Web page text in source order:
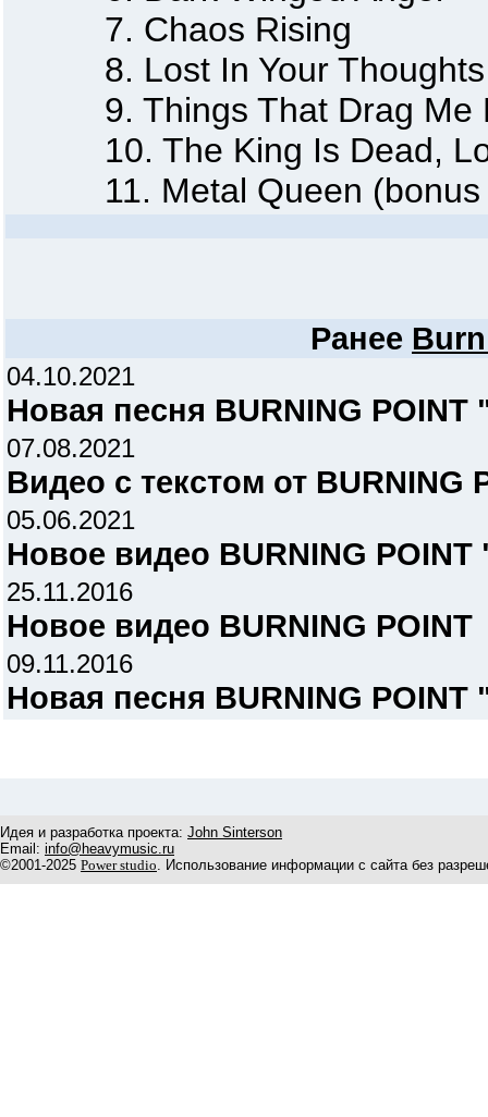
7. Chaos Rising
8. Lost In Your Thoughts
9. Things That Drag Me
10. The King Is Dead,
11. Metal Queen (bonus
Ранее
04.10.2021
Новая песня BURNING
07.08.2021
Видео с текстом от
05.06.2021
Новое видео BURNING
25.11.2016
Новое видео BURNING POINT
09.11.2016
Новая песня BURNING POINT
Идея и разработка проекта: John Sinterson
Email: info@heavymusic.ru
©2001-2025 Power studio. Использование информации с сайта без